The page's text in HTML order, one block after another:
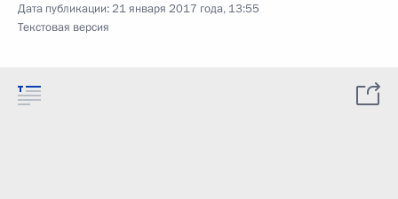
Дата публикации:21 января 2017 года, 13:55
Текстовая версия